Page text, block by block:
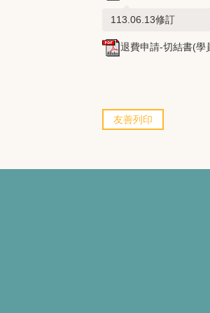
113.06.13修訂
退費申請-切結書(學
友善列印